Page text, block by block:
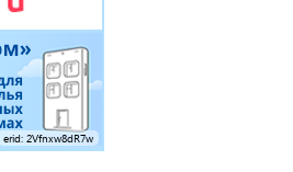
erid: 2Vfnxw8dR7w